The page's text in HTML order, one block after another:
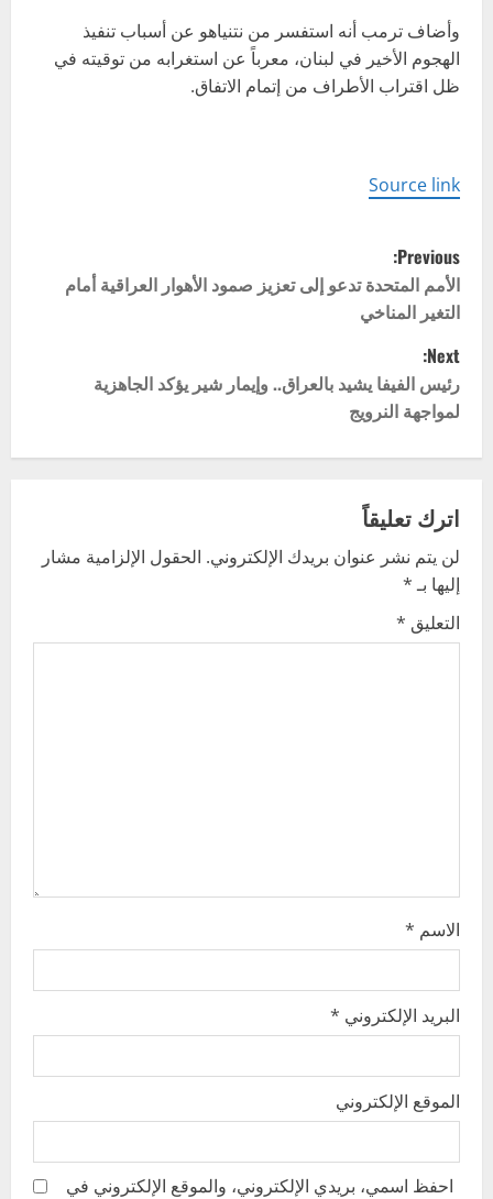
وأضاف ترمب أنه استفسر من نتنياهو عن أسباب تنفيذ
الهجوم الأخير في لبنان، معرباً عن استغرابه من توقيته في
ظل اقتراب الأطراف من إتمام الاتفاق.
Source link
P
o
s
t
n
v
i
g
Previous:
الأمم المتحدة تدعو إلى تعزيز صمود الأهوار العراقية أمام
التغير المناخي
Next:
رئيس الفيفا يشيد بالعراق.. وإيمار شير يؤكد الجاهزية
لمواجهة النرويج
اترك تعليقاً
لن يتم نشر عنوان بريدك الإلكتروني. الحقول الإلزامية مشار
إليها بـ*
التعليق *
الاسم *
البريد الإلكتروني *
الموقع الإلكتروني
احفظ اسمي، بريدي الإلكتروني، والموقع الإلكتروني في